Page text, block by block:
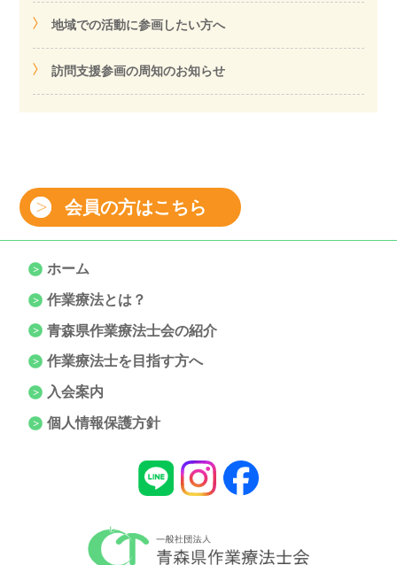
地域での活動に参画したい方へ
訪問支援参画の周知のお知らせ
会員の方はこちら
ホーム
作業療法とは？
青森県作業療法士会の紹介
作業療法士を目指す方へ
入会案内
個人情報保護方針